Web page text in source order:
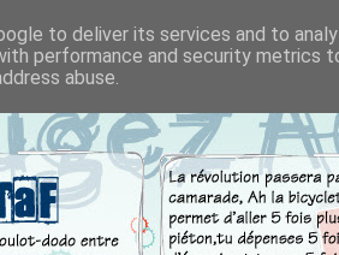
to deliver its services and to
performance and security metrics
abuse.